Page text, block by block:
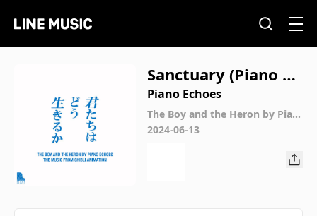
Sanctuary (Piano Ve
rsion)
Piano Echoes
The Boy and the Heron by Pian
o - The Music from Ghibli Anim
2024-06-13